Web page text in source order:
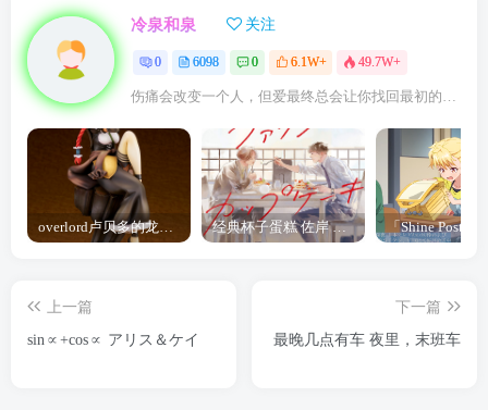
冷泉和泉 关注
0 6098 0 6.1W+ 49.7W+
经典杯子蛋糕 佐岸 漫画「经典杯子蛋糕」宣布真人日剧化
上一篇
sin∝+cos∝ アリス＆ケイ
下一篇
最晚几点有车 夜里，末班车